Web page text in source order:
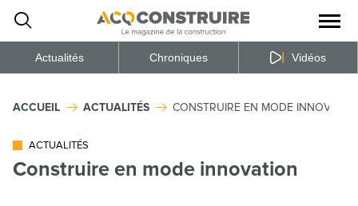
la
du
Actualités Chroniques Vidéos
ACCUEIL ACTUALITÉS CONSTRUIRE EN MODE
ACTUALITÉS
Construire en mode innovation